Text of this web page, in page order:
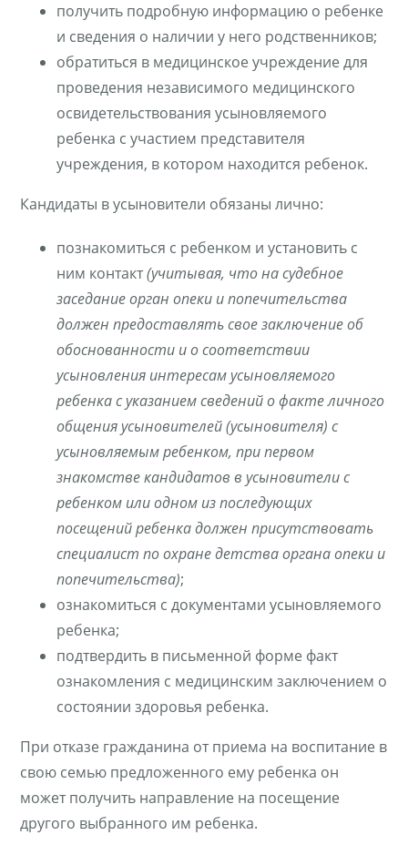
получить подробную информацию о ребенке
и сведения о наличии у него родственников;
обратиться в медицинское учреждение для
проведения независимого медицинского
освидетельствования усыновляемого
ребенка с участием представителя
учреждения, в котором находится ребенок.
Кандидаты в усыновители обязаны лично:
познакомиться с ребенком и установить с
ним контакт(учитывая, что на судебное
заседание орган опеки и попечительства
должен предоставлять свое заключение об
обоснованности и о соответствии
усыновления интересам усыновляемого
ребенка с указанием сведений о факте личного
общения усыновителей (усыновителя) с
усыновляемым ребенком, при первом
знакомстве кандидатов в усыновители с
ребенком или одном из последующих
посещений ребенка должен присутствовать
специалист по охране детства органа опеки и
попечительства);
ознакомиться с документами усыновляемого
ребенка;
подтвердить в письменной форме факт
ознакомления с медицинским заключением о
состоянии здоровья ребенка.
При отказе гражданина от приема на воспитание в
свою семью предложенного ему ребенка он
может получить направление на посещение
другого выбранного им ребенка.